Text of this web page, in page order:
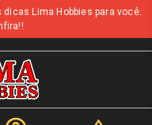
Lima Hobbies para você.